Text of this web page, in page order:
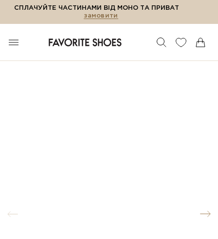
СПЛАЧУЙТЕ ЧАСТИНАМИ ВІД МОНО ТА ПРИВАТ
замовити